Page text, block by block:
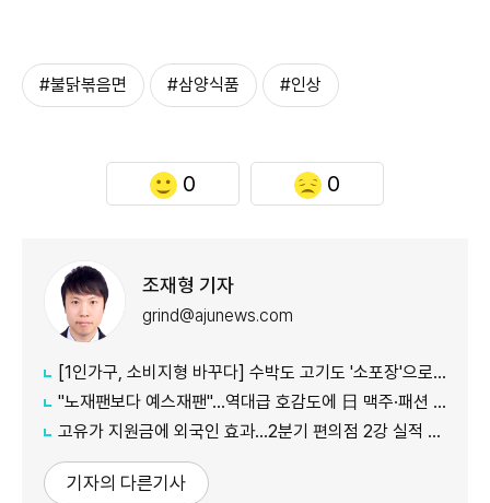
#불닭볶음면 #삼양식품 #인상
0 0
조재형 기자
grind@ajunews.com
[1인가구, 소비지형 바꾸다] 수박도 고기도 '소포장'으로…필요한 만큼 사고 남기지 않아요
"노재팬보다 예스재팬"…역대급 호감도에 日 맥주·패션 '날개'
고유가 지원금에 외국인 효과…2분기 편의점 2강 실적 날았다
기자의 다른기사